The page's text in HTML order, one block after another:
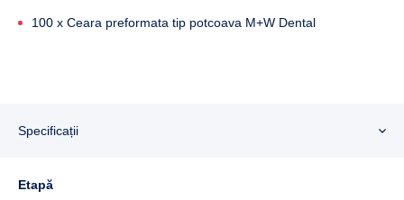
100 x Ceara preformata tip potcoava M+W Dental
Specificații
Etapă